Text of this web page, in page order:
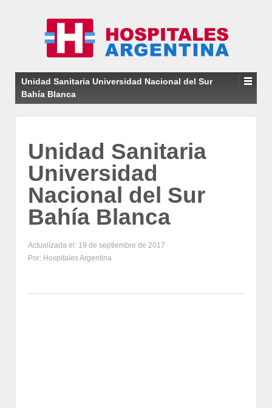
Unidad Sanitaria Universidad Nacional del Sur
Bahía Blanca
Unidad Sanitaria
Universidad
Nacional del Sur
Bahía Blanca
Actualizada el: 19 de septiembre de 2017
Por: Hospitales Argentina